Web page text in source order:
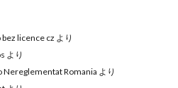
bez licence cz より
より
Nereglementat Romania より